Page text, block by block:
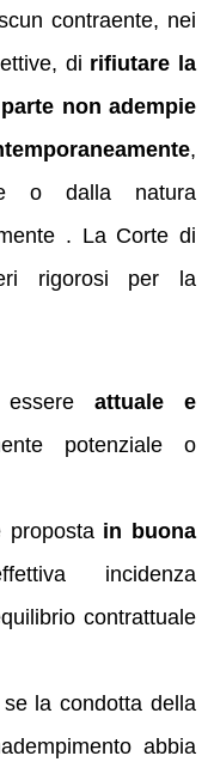
contraente, nei
di rifiutare la
non adempie
,
o dalla natura
. La Corte di
rigorosi per la
essere attuale e
potenziale o
proposta in buona
incidenza
contrattuale
la condotta della
abbia